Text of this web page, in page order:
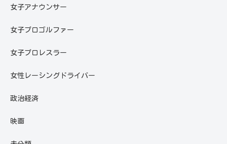
女子アナウンサー
女子プロゴルファー
女子プロレスラー
女性レーシングドライバー
政治経済
映画